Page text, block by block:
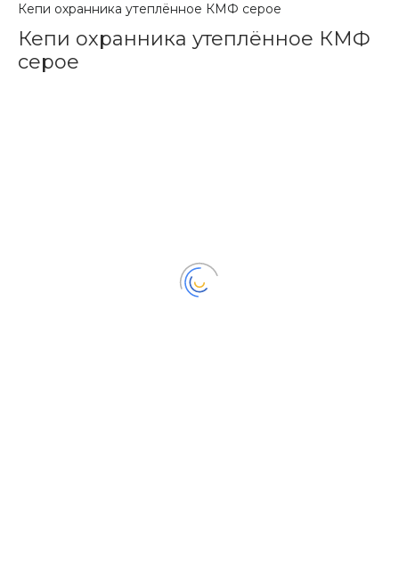
Кепи охранника утеплённое КМФ серое
Кепи охранника утеплённое КМФ
серое